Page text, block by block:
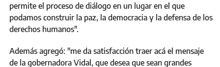
permite el proceso de diálogo en un lugar en el que
podamos construir la paz, la democracia y la defensa de los
derechos humanos".
Además agregó: "me da satisfacción traer acá el mensaje
de la gobernadora Vidal, que desea que sean grandes